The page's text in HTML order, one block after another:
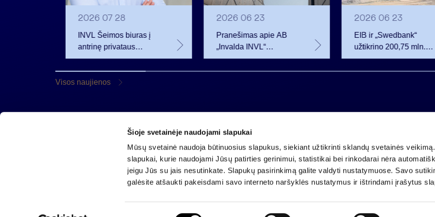
Šioje svetainėje naudojami slapukai
Mūsų svetainė naudoja būtinuosius slapukus, siekiant užtikrinti sklandų svetainės
slapukai, kurie naudojami Jūsų patirties gerinimui, statistikai bei rinkodarai nėra
jeigu Jūs su jais nesutinkate. Slapukų pasirinkimą galite valdyti nustatymuose. Savo
galėsite atšaukti pakeisdami savo interneto naršyklės nustatymus ir ištrindami įrašytus
2026 07 28
INVL Šeimos biuras į
antrinę privataus
kapitalo rinką
investuojantį fondą
pritraukė 17,4 mln. JAV
2026 06 23
Pranešimas apie AB
„Invalda INVL“
balsavimo teisių
netekimą
2026 06 23
EIB ir „Swedbank“
užtikrino 200,75 mln.
eurų finansavimą
Rūdninkų karinio
Visos naujienos
Gynėjų g. 14, 01110 Vilnius
info@invaldainvl.com
Įmonės kodas 121304349
PVM mokėtojo kodas LT213043414
Įregistruota VĮ Registrų centras
A.s. LT25 4010 0424 0124 2013